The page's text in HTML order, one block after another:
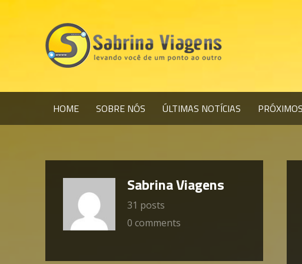
HOME SOBRE NÓS ÚLTIMAS NOTÍCIAS
Sabrina Viagens
31 posts
0 comments